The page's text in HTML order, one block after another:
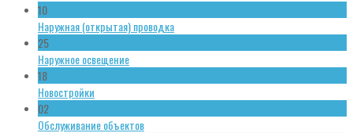
10
Наружная (открытая) проводка
25
Наружное освещение
18
Новостройки
02
Обслуживание объектов